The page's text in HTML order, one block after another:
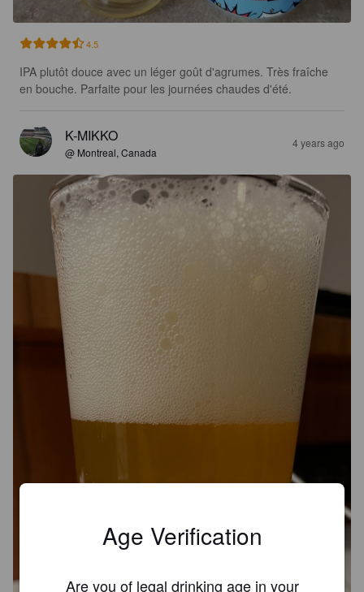
4.5
IPA plutôt douce avec un léger goût d'agrumes. Très fraîche
en bouche. Parfaite pour les journées chaudes d'été.
K-MIKKO
@ Montreal, Canada
4 years ago
Age Verification
Are you of legal drinking age in your